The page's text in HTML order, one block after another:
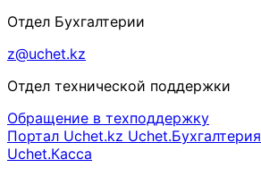
Отдел Бухгалтерии
z@uchet.kz
Отдел технической поддержки
Обращение в техподдержку
Портал Uchet.kz Uchet.Бухгалтерия
Uchet.Касса